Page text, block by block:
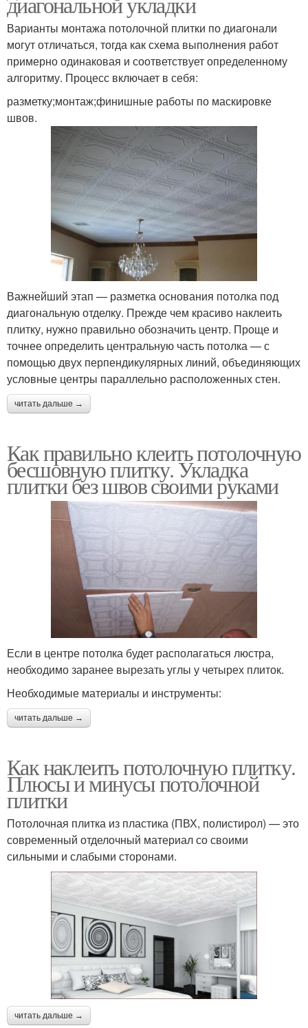
Варианты монтажа потолочной плитки по диагонали
могут отличаться, тогда как схема выполнения работ
примерно одинаковая и соответствует определенному
алгоритму. Процесс включает в себя:
разметку;монтаж;финишные работы по маскировке
швов.
Важнейший этап — разметка основания потолка под
диагональную отделку. Прежде чем красиво наклеить
плитку, нужно правильно обозначить центр. Проще и
точнее определить центральную часть потолка — с
помощью двух перпендикулярных линий, объединяющих
условные центры параллельно расположенных стен.
читать дальше →
Как правильно клеить потолочную
бесшовную плитку. Укладка
плитки без швов своими руками
Если в центре потолка будет располагаться люстра,
необходимо заранее вырезать углы у четырех плиток.
Необходимые материалы и инструменты:
читать дальше →
Как наклеить потолочную плитку.
Плюсы и минусы потолочной
плитки
Потолочная плитка из пластика (ПВХ, полистирол) — это
современный отделочный материал со своими
сильными и слабыми сторонами.
читать дальше →